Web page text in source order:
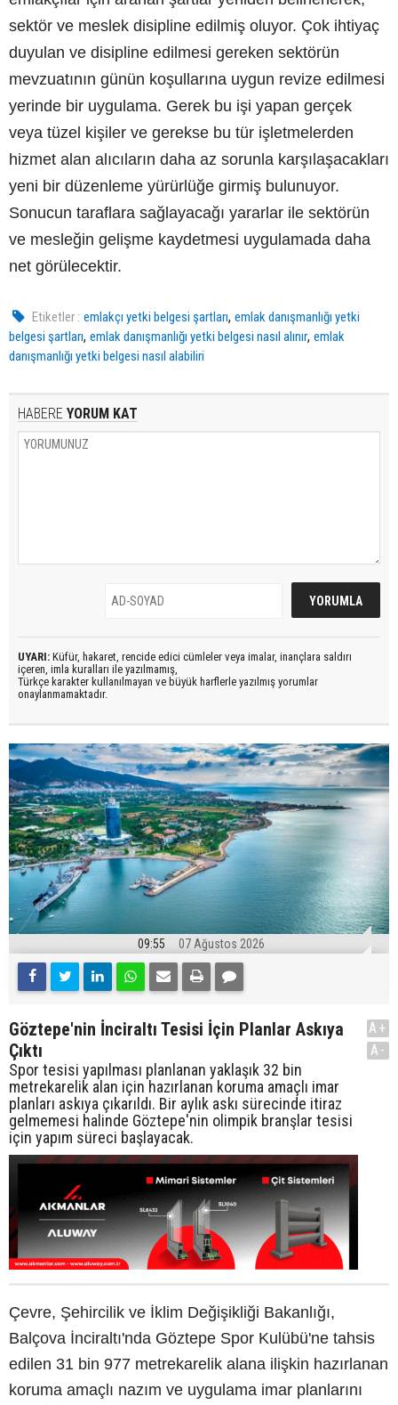
sektör ve meslek disipline edilmiş oluyor. Çok ihtiyaç
duyulan ve disipline edilmesi gereken sektörün
mevzuatının günün koşullarına uygun revize edilmesi
yerinde bir uygulama. Gerek bu işi yapan gerçek
veya tüzel kişiler ve gerekse bu tür işletmelerden
hizmet alan alıcıların daha az sorunla karşılaşacakları
yeni bir düzenleme yürürlüğe girmiş bulunuyor.
Sonucun taraflara sağlayacağı yararlar ile sektörün
ve mesleğin gelişme kaydetmesi uygulamada daha
net görülecektir.
Etiketler : emlakçı yetki belgesi şartları,emlak danışmanlığı yetki
belgesi şartları, emlak danışmanlığı yetki belgesi nasıl alınır, emlak
danışmanlığı yetki belgesi nasıl alabiliri
HABERE YORUM KAT
UYARI: Küfür, hakaret, rencide edici cümleler veya imalar, inançlara saldırı
içeren, imla kuralları ile yazılmamış,
Türkçe karakter kullanılmayan ve büyük harflerle yazılmış yorumlar
onaylanmamaktadır.
09:55 07 Ağustos 2026
Göztepe'nin İnciraltı Tesisi İçin Planlar Askıya
Çıktı
Spor tesisi yapılması planlanan yaklaşık 32 bin
metrekarelik alan için hazırlanan koruma amaçlı imar
planları askıya çıkarıldı. Bir aylık askı sürecinde itiraz
gelmemesi halinde Göztepe'nin olimpik branşlar tesisi
için yapım süreci başlayacak.
A+
A-
Çevre, Şehircilik ve İklim Değişikliği Bakanlığı,
Balçova İnciraltı'nda Göztepe Spor Kulübü'ne tahsis
edilen 31 bin 977 metrekarelik alana ilişkin hazırlanan
koruma amaçlı nazım ve uygulama imar planlarını